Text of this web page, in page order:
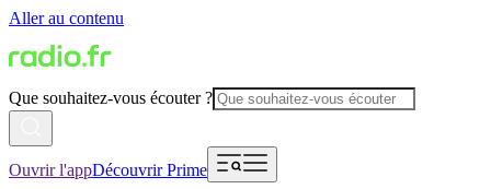
Aller au contenu
Que souhaitez-vous écouter ?
Ouvrir l'appDécouvrir Prime